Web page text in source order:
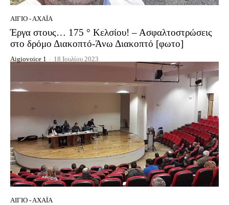
ΑΊΓΙΟ - ΑΧΑΪ́Α
Έργα στους… 175 ° Κελσίου! – Ασφαλτοστρώσεις
στο δρόμο Διακοπτό-Άνω Διακοπτό [φωτο]
Aigiovoice 1 - 18 Ιουλίου 2023
ΑΊΓΙΟ - ΑΧΑΪ́Α